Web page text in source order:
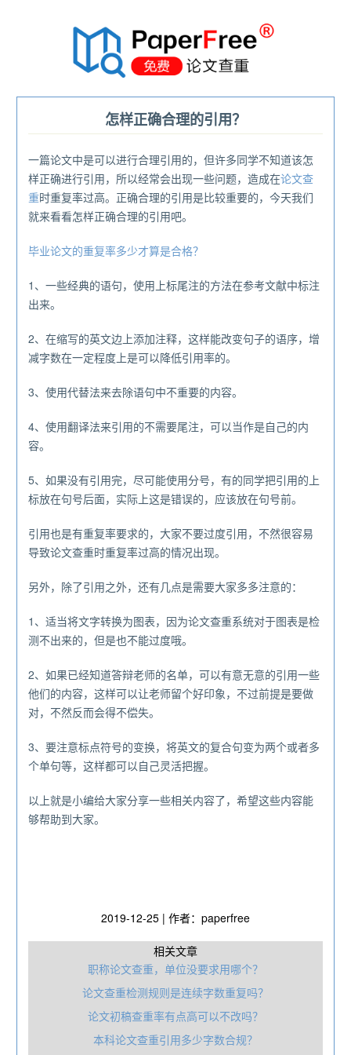
怎样正确合理的引用？
一篇论文中是可以进行合理引用的，但许多同学不知道该怎
样正确进行引用，所以经常会出现一些问题，造成在论文查
重时重复率过高。正确合理的引用是比较重要的，今天我们
就来看看怎样正确合理的引用吧。
毕业论文的重复率多少才算是合格？
1、一些经典的语句，使用上标尾注的方法在参考文献中标注
出来。
2、在缩写的英文边上添加注释，这样能改变句子的语序，增
减字数在一定程度上是可以降低引用率的。
3、使用代替法来去除语句中不重要的内容。
4、使用翻译法来引用的不需要尾注，可以当作是自己的内
容。
5、如果没有引用完，尽可能使用分号，有的同学把引用的上
标放在句号后面，实际上这是错误的，应该放在句号前。
引用也是有重复率要求的，大家不要过度引用，不然很容易
导致论文查重时重复率过高的情况出现。
另外，除了引用之外，还有几点是需要大家多多注意的：
1、适当将文字转换为图表，因为论文查重系统对于图表是检
测不出来的，但是也不能过度哦。
2、如果已经知道答辩老师的名单，可以有意无意的引用一些
他们的内容，这样可以让老师留个好印象，不过前提是要做
对，不然反而会得不偿失。
3、要注意标点符号的变换，将英文的复合句变为两个或者多
个单句等，这样都可以自己灵活把握。
以上就是小编给大家分享一些相关内容了，希望这些内容能
够帮助到大家。
2019-12-25 | 作者：paperfree
相关文章
职‎称论文查重，单位没要求用哪个？
论文查重检测规则是连续字数重复吗？
论文初稿查重率有点高可以不改吗？
本科论文查重引用多少字数合规？